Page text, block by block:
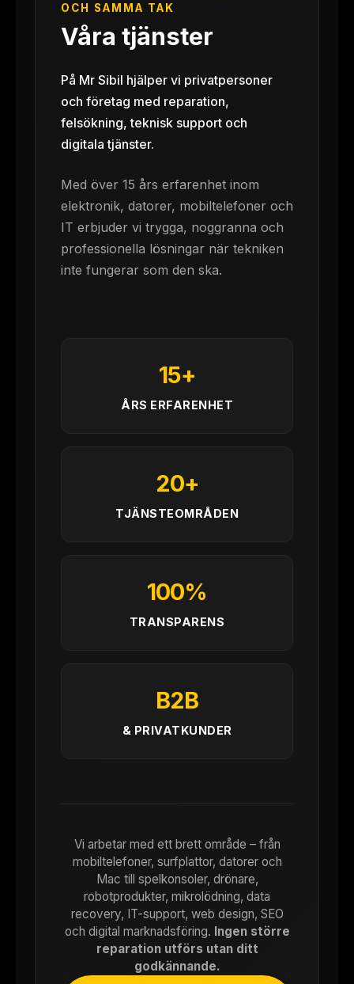
OCH SAMMA TAK
Våra tjänster
På Mr Sibil hjälper vi privatpersoner
och företag med reparation,
felsökning, teknisk support och
digitala tjänster.
Med över 15 års erfarenhet inom
elektronik, datorer, mobiltelefoner och
IT erbjuder vi trygga, noggranna och
professionella lösningar när tekniken
inte fungerar som den ska.
15+
ÅRS ERFARENHET
20+
TJÄNSTEOMRÅDEN
100%
TRANSPARENS
B2B
& PRIVATKUNDER
Vi arbetar med ett brett område – från
mobiltelefoner, surfplattor, datorer och
Mac till spelkonsoler, drönare,
robotprodukter, mikrolödning, data
recovery, IT-support, web design, SEO
och digital marknadsföring. Ingen större
reparation utförs utan ditt
godkännande.